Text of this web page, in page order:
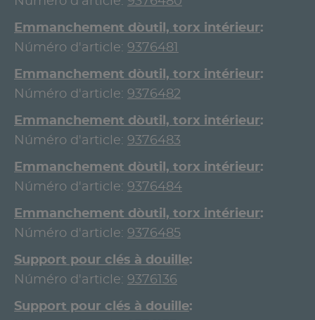
Emmanchement d`outil, torx intérieur
Núméro d'article: 9376481
Emmanchement d`outil, torx intérieur
Núméro d'article: 9376482
Emmanchement d`outil, torx intérieur
Núméro d'article: 9376483
Emmanchement d`outil, torx intérieur
Núméro d'article: 9376484
Emmanchement d`outil, torx intérieur
Núméro d'article: 9376485
Support pour clés à douille
Núméro d'article: 9376136
Support pour clés à douille